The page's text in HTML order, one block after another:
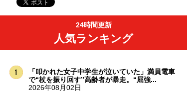
24時間更新
人気ランキング
「叩かれた女子中学生が泣いていた」満員電車
で“杖を振り回す”高齢者が暴走。“屈強...
2026年08月02日